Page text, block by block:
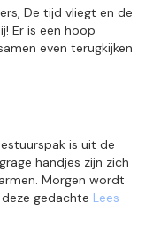
De tijd vliegt en de
Er is een hoop
even terugkijken
is uit de
handjes zijn zich
Morgen wordt
gedachte Lees